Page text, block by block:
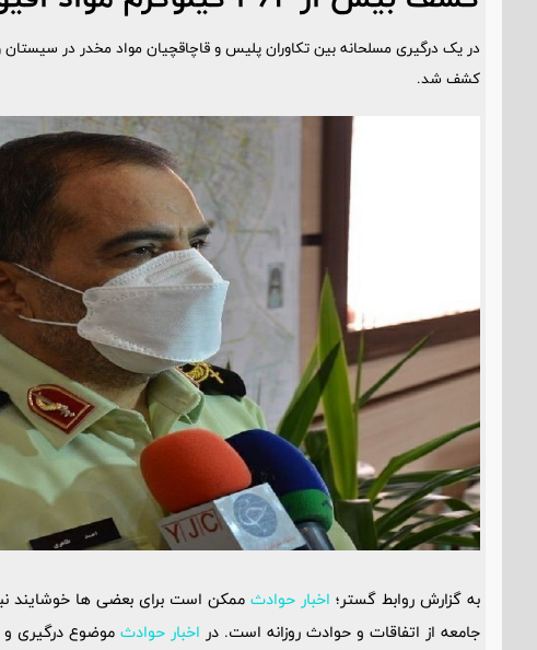
کشف شد.
به گزارش روابط گستر؛ اخبار حوادثممکن است برای بعضی ها خوشایند
جامعه از اتفاقات و حوادث روزانه است. در اخبار حوادثموضوع درگیری و